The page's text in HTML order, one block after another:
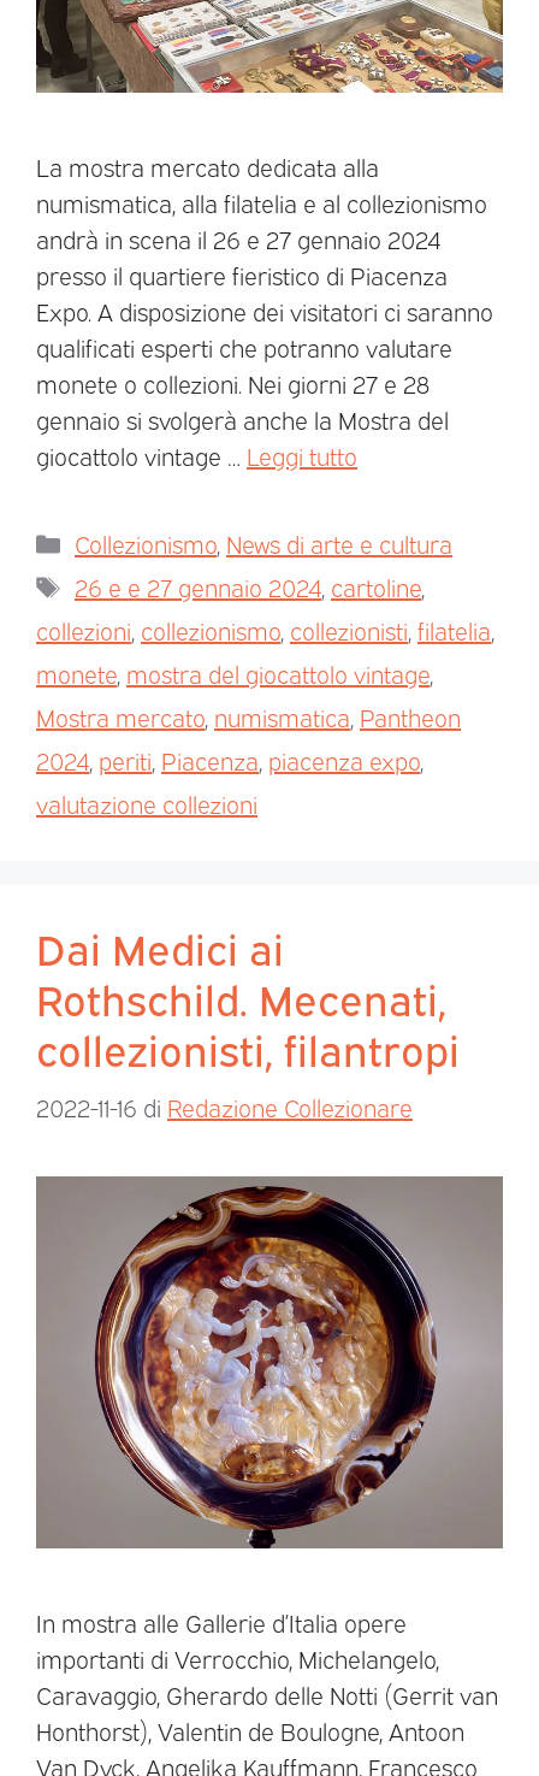
La mostra mercato dedicata alla
numismatica, alla filatelia e al collezionismo
andrà in scena il 26 e 27 gennaio 2024
presso il quartiere fieristico di Piacenza
Expo. A disposizione dei visitatori ci saranno
qualificati esperti che potranno valutare
monete o collezioni. Nei giorni 27 e 28
gennaio si svolgerà anche la Mostra del
giocattolo vintage … Leggi tutto
Collezionismo News di arte e cultura
26 e e 27 gennaio 2024 cartoline
collezioni collezionismo collezionisti filatelia
monete mostra del giocattolo vintage
Mostra mercato numismatica Pantheon
2024 periti Piacenza piacenza expo
valutazione collezioni
Dai Medici ai
Rothschild. Mecenati,
collezionisti, filantropi
2022-11-16 di Redazione Collezionare
In mostra alle Gallerie d’Italia opere
importanti di Verrocchio, Michelangelo,
Caravaggio, Gherardo delle Notti (Gerrit van
Honthorst), Valentin de Boulogne, Antoon
Van Dyck, Angelika Kauffmann, Francesco